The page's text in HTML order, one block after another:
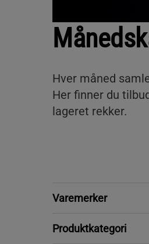
Hver måned
Her finner du
lageret rekker.
Varemerker
Produktkategori